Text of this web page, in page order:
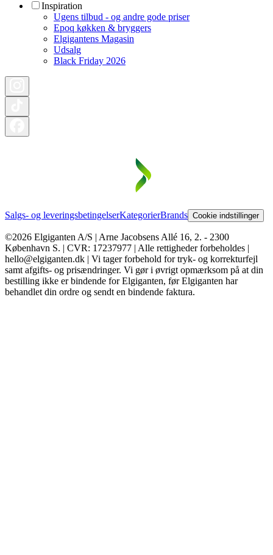
Inspiration
Ugens tilbud - og andre gode priser
Epoq køkken & bryggers
Elgigantens Magasin
Udsalg
Black Friday 2026
Salgs- og leveringsbetingelserKategorierBrands Cookie indstillinger
©2026 Elgiganten A/S | Arne Jacobsens Allé 16, 2. - 2300
København S. | CVR: 17237977 | Alle rettigheder forbeholdes |
hello@elgiganten.dk | Vi tager forbehold for tryk- og korrekturfejl
samt afgifts- og prisændringer. Vi gør i øvrigt opmærksom på at din
bestilling ikke er bindende for Elgiganten, før Elgiganten har
behandlet din ordre og sendt en bindende faktura.